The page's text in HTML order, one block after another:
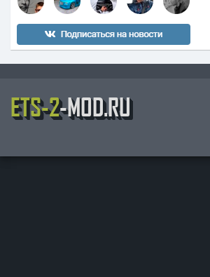
ETS-2-MOD.RU